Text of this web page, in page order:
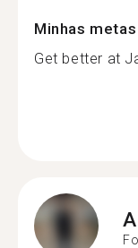
Minhas
Get better at